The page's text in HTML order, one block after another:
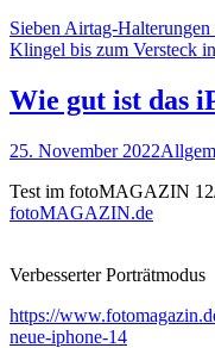
Sieben Airtag-
Klingel bis zum Versteck
Wie gut ist das
25. November 2022
Test im fotoMAGAZIN
fotoMAGAZIN.de
Verbesserter Porträtmodus
https://
neue-iphone-14